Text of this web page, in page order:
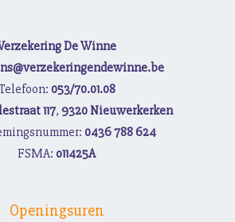
De Winne
053/70.01.08
117, 9320 Nieuwerkerken
0436 788 624
FSMA: o11425A
Openingsuren